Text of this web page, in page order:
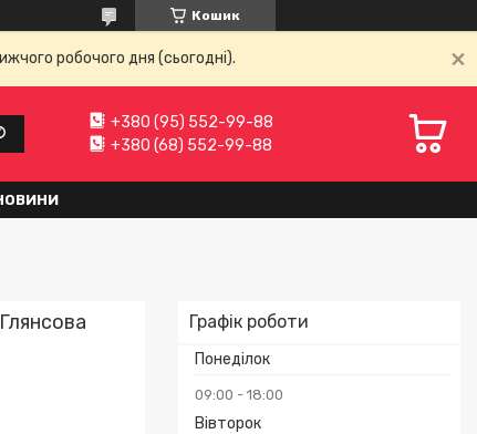
Кошик
робочого дня (сьогодні).
+380 (95) 552-99-88
+380 (68) 552-99-88
Графік роботи
Понеділок
09:00 18:00
Вівторок